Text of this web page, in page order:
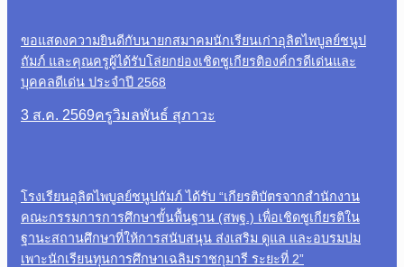
ขอแสดงความยินดีกับนายกสมาคมนักเรียนเก่าอุลิตไพบูลย์ชนูป
ถัมภ์ และคุณครูผู้ได้รับโล่ยกย่องเชิดชูเกียรติองค์กรดีเด่นและ
บุคคลดีเด่น ประจำปี 2568
3 ส.ค. 2569ครูวิมลพันธ์ สุภาวะ
โรงเรียนอุลิตไพบูลย์ชนูปถัมภ์ ได้รับ “เกียรติบัตรจากสำนักงาน
คณะกรรมการการศึกษาขั้นพื้นฐาน (สพฐ.) เพื่อเชิดชูเกียรติใน
ฐานะสถานศึกษาที่ให้การสนับสนุน ส่งเสริม ดูแล และอบรมบ่ม
เพาะนักเรียนทุนการศึกษาเฉลิมราชกุมารี ระยะที่ 2”